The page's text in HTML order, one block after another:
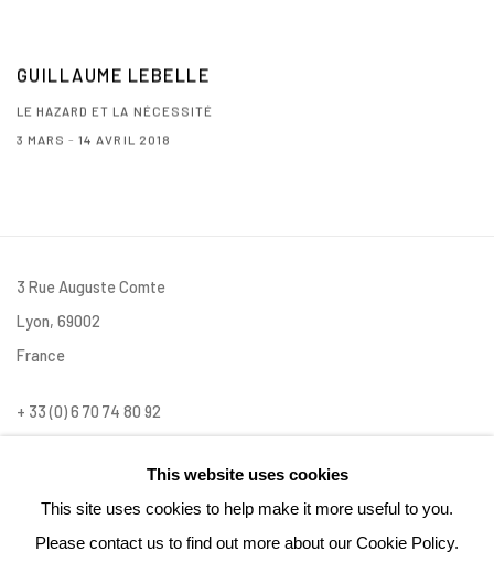
GUILLAUME LEBELLE
LE HAZARD ET LA NÉCESSITÉ
3 MARS - 14 AVRIL 2018
3 Rue Auguste Comte
Lyon, 69002
France
+ 33 (0) 6 70 74 80 92
This website uses cookies
This site uses cookies to help make it more useful to you.
Please contact us to find out more about our Cookie Policy.